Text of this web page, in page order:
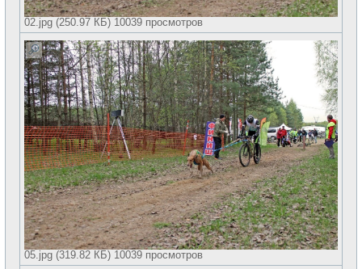
02.jpg (250.97 КБ) 10039 просмотров
05.jpg (319.82 КБ) 10039 просмотров